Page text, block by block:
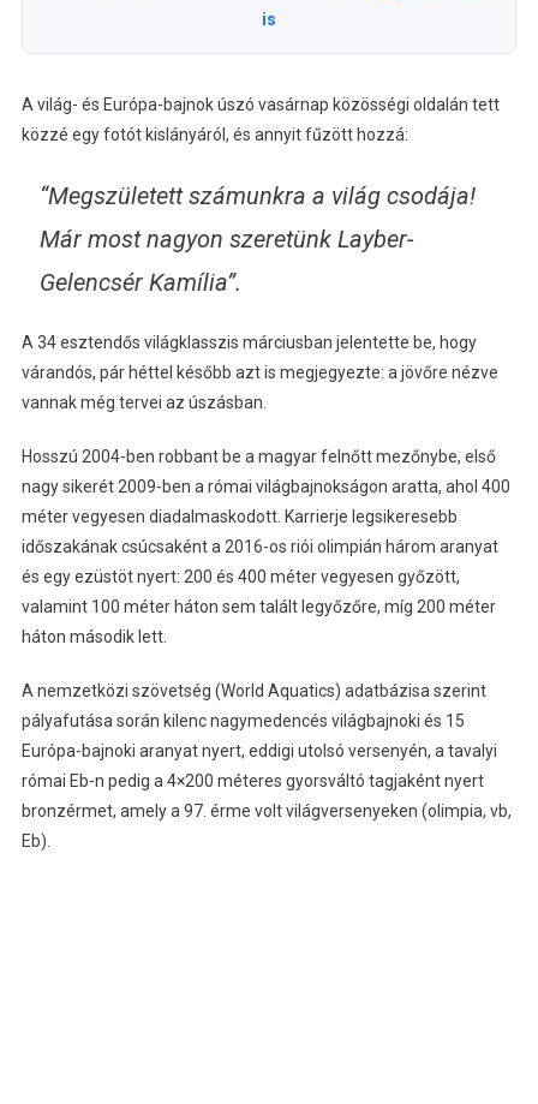
is
A világ- és Európa-bajnok úszó vasárnap közösségi oldalán tett
közzé egy fotót kislányáról, és annyit fűzött hozzá:
“Megszületett számunkra a világ csodája!
Már most nagyon szeretünk Layber-
Gelencsér Kamília”.
A 34 esztendős világklasszis márciusban jelentette be, hogy
várandós, pár héttel később azt is megjegyezte: a jövőre nézve
vannak még tervei az úszásban.
Hosszú 2004-ben robbant be a magyar felnőtt mezőnybe, első
nagy sikerét 2009-ben a római világbajnokságon aratta, ahol 400
méter vegyesen diadalmaskodott. Karrierje legsikeresebb
időszakának csúcsaként a 2016-os riói olimpián három aranyat
és egy ezüstöt nyert: 200 és 400 méter vegyesen győzött,
valamint 100 méter háton sem talált legyőzőre, míg 200 méter
háton második lett.
A nemzetközi szövetség (World Aquatics) adatbázisa szerint
pályafutása során kilenc nagymedencés világbajnoki és 15
Európa-bajnoki aranyat nyert, eddigi utolsó versenyén, a tavalyi
római Eb-n pedig a 4×200 méteres gyorsváltó tagjaként nyert
bronzérmet, amely a 97. érme volt világversenyeken (olimpia, vb,
Eb).